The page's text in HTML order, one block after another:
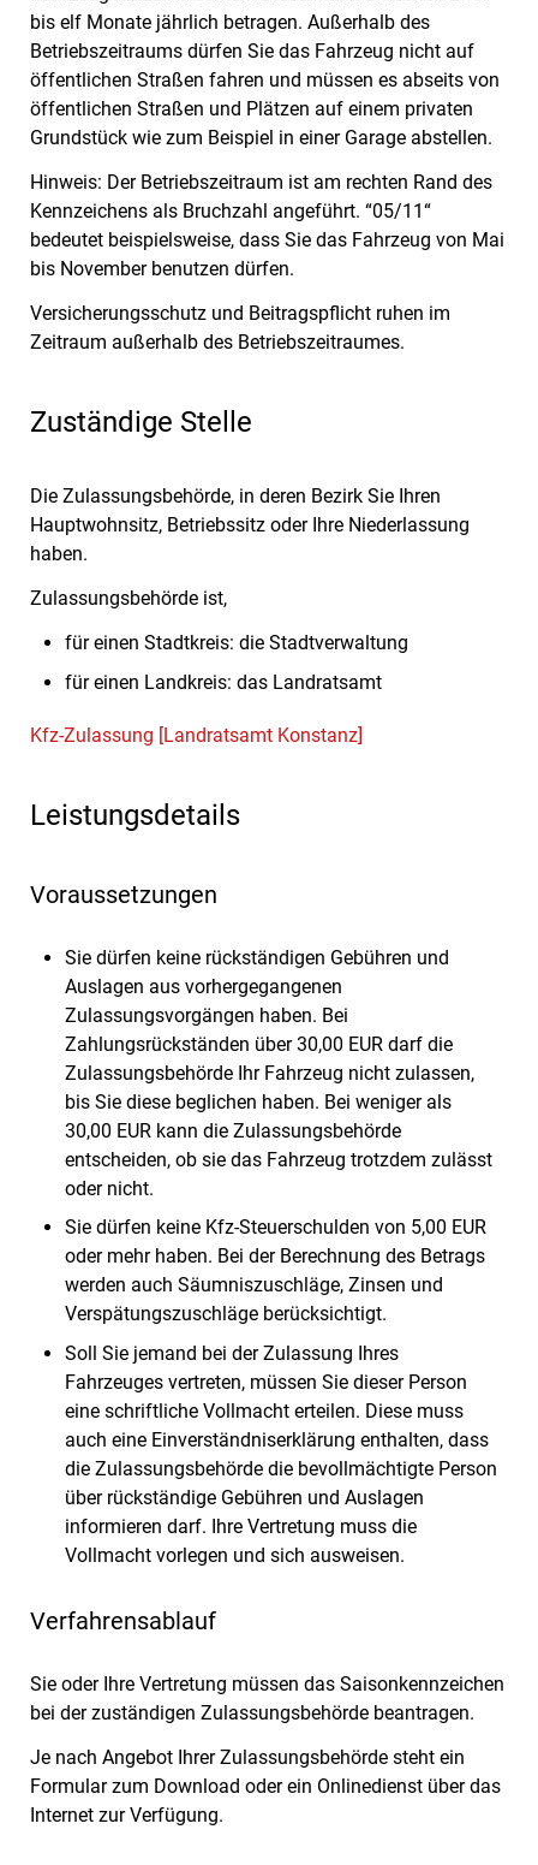
bis elf Monate jährlich betragen. Außerhalb des
Betriebszeitraums dürfen Sie das Fahrzeug nicht auf
öffentlichen Straßen fahren und müssen es abseits von
öffentlichen Straßen und Plätzen auf einem privaten
Grundstück wie zum Beispiel in einer Garage abstellen.
Hinweis: Der Betriebszeitraum ist am rechten Rand des
Kennzeichens als Bruchzahl angeführt. “05/11“
bedeutet beispielsweise, dass Sie das Fahrzeug von Mai
bis November benutzen dürfen.
Versicherungsschutz und Beitragspflicht ruhen im
Zeitraum außerhalb des Betriebszeitraumes.
Zuständige Stelle
Die Zulassungsbehörde, in deren Bezirk Sie Ihren
Hauptwohnsitz, Betriebssitz oder Ihre Niederlassung
haben.
Zulassungsbehörde ist,
für einen Stadtkreis: die Stadtverwaltung
für einen Landkreis: das Landratsamt
Kfz-Zulassung [Landratsamt Konstanz]
Leistungsdetails
Voraussetzungen
Sie dürfen keine rückständigen Gebühren und
Auslagen aus vorhergegangenen
Zulassungsvorgängen haben. Bei
Zahlungsrückständen über 30,00 EUR darf die
Zulassungsbehörde Ihr Fahrzeug nicht zulassen,
bis Sie diese beglichen haben. Bei weniger als
30,00 EUR kann die Zulassungsbehörde
entscheiden, ob sie das Fahrzeug trotzdem zulässt
oder nicht.
Sie dürfen keine Kfz-Steuerschulden von 5,00 EUR
oder mehr haben. Bei der Berechnung des Betrags
werden auch Säumniszuschläge, Zinsen und
Verspätungszuschläge berücksichtigt.
Soll Sie jemand bei der Zulassung Ihres
Fahrzeuges vertreten, müssen Sie dieser Person
eine schriftliche Vollmacht erteilen. Diese muss
auch eine Einverständniserklärung enthalten, dass
die Zulassungsbehörde die bevollmächtigte Person
über rückständige Gebühren und Auslagen
informieren darf. Ihre Vertretung muss die
Vollmacht vorlegen und sich ausweisen.
Verfahrensablauf
Sie oder Ihre Vertretung müssen das Saisonkennzeichen
bei der zuständigen Zulassungsbehörde beantragen.
Je nach Angebot Ihrer Zulassungsbehörde steht ein
Formular zum Download oder ein Onlinedienst über das
Internet zur Verfügung.